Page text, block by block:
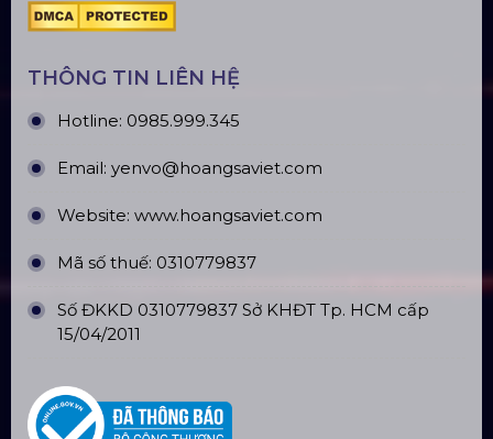
THÔNG TIN LIÊN HỆ
Hotline: 0985.999.345
Email: yenvo@hoangsaviet.com
Website: www.hoangsaviet.com
Mã số thuế: 0310779837
Số ĐKKD 0310779837 Sở KHĐT Tp. HCM cấp
15/04/2011